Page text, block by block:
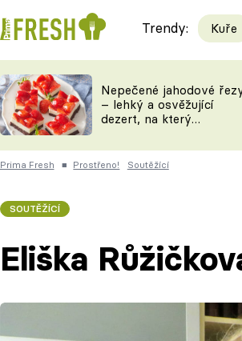
Videorecepty
TEĎ VAŘÍ ŠÉF!
ČESKO NA TALÍŘI
Trendy: Kuře
Nepečené jahodové
– lehký a osvěžující
dezert, na který
Prima Fresh ■ Prostřeno! Soutěžící
SOUTĚŽÍCÍ
Eliška